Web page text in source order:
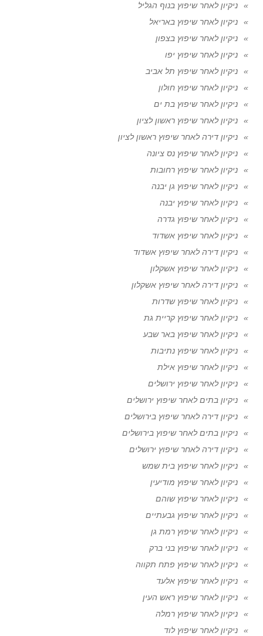
ניקיון לאחר שיפוץ בנוף הגליל
ניקיון לאחר שיפוץ באריאל
ניקיון לאחר שיפוץ בצפון
ניקיון לאחר שיפוץ יפו
ניקיון לאחר שיפוץ תל אביב
ניקיון לאחר שיפוץ חולון
ניקיון לאחר שיפוץ בת ים
ניקיון לאחר שיפוץ ראשון לציון
ניקיון דירה לאחר שיפוץ ראשון לציון
ניקיון לאחר שיפוץ נס ציונה
ניקיון לאחר שיפוץ רחובות
ניקיון לאחר שיפוץ גן יבנה
ניקיון לאחר שיפוץ יבנה
ניקיון לאחר שיפוץ גדרה
ניקיון לאחר שיפוץ אשדוד
ניקיון דירה לאחר שיפוץ אשדוד
ניקיון לאחר שיפוץ אשקלון
ניקיון דירה לאחר שיפוץ אשקלון
ניקיון לאחר שיפוץ שדרות
ניקיון לאחר שיפוץ קריית גת
ניקיון לאחר שיפוץ באר שבע
ניקיון לאחר שיפוץ נתיבות
ניקיון לאחר שיפוץ אילת
ניקיון לאחר שיפוץ ירושלים
ניקיון בתים לאחר שיפוץ ירושלים
ניקיון דירה לאחר שיפוץ בירושלים
ניקיון בתים לאחר שיפוץ בירושלים
ניקיון דירה לאחר שיפוץ ירושלים
ניקיון לאחר שיפוץ בית שמש
ניקיון לאחר שיפוץ מודיעין
ניקיון לאחר שיפוץ שוהם
ניקיון לאחר שיפוץ גבעתיים
ניקיון לאחר שיפוץ רמת גן
ניקיון לאחר שיפוץ בני ברק
ניקיון לאחר שיפוץ פתח תקווה
ניקיון לאחר שיפוץ אלעד
ניקיון לאחר שיפוץ ראש העין
ניקיון לאחר שיפוץ רמלה
ניקיון לאחר שיפוץ לוד